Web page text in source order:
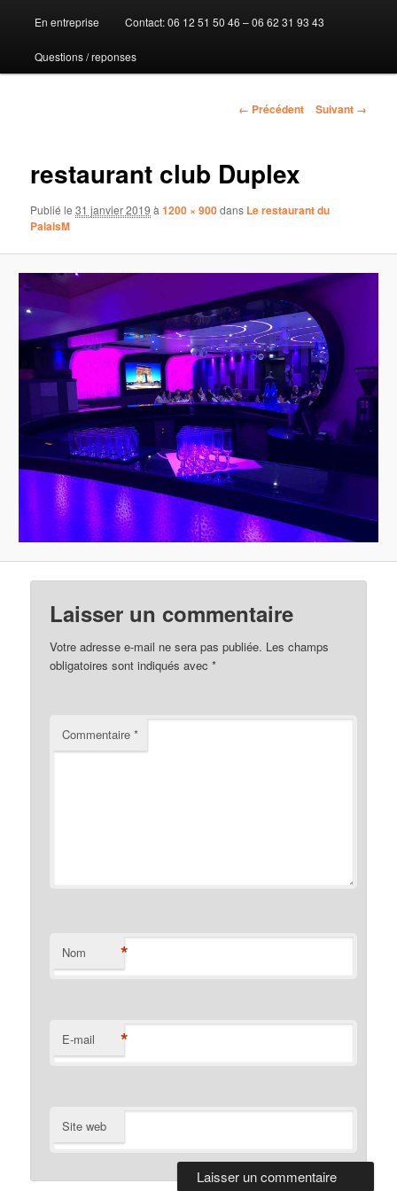
au
contenu
En entreprise Contact: 06 12 51 50 46 – 06 62 31 93 43
Questions / reponses
Navigation
← Précédent Suivant →
restaurant club Duplex
Publié le31 janvier 2019 à1200 × 900dans Le restaurant du
PalaisM
Laisser un commentaire
Votre adresse e-mail ne sera pas publiée. Les champs
obligatoires sont indiqués avec*
Commentaire*
Nom *
E-mail *
Site web